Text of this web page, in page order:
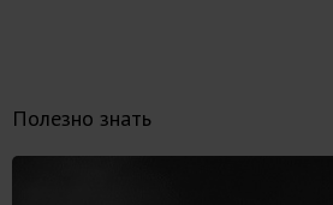
Полезно знать